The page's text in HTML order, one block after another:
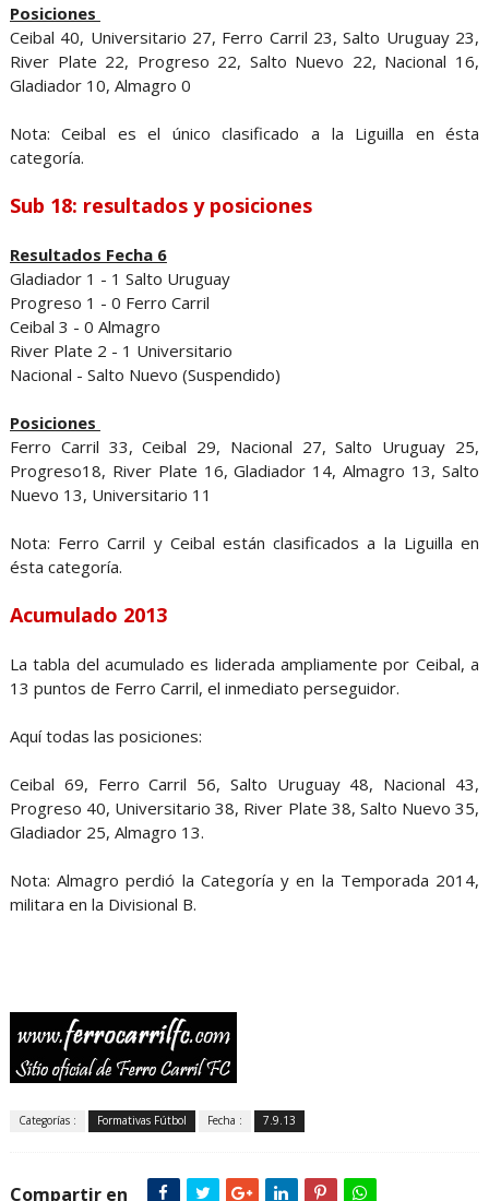
Posiciones
Ceibal 40, Universitario 27, Ferro Carril 23, Salto Uruguay 23,
River Plate 22, Progreso 22, Salto Nuevo 22, Nacional 16,
Gladiador 10, Almagro 0
Nota: Ceibal es el único clasificado a la Liguilla en ésta
categoría.
Sub 18: resultados y posiciones
Resultados Fecha 6
Gladiador 1 - 1 Salto Uruguay
Progreso 1 - 0 Ferro Carril
Ceibal 3 - 0 Almagro
River Plate 2 - 1 Universitario
Nacional - Salto Nuevo (Suspendido)
Posiciones
Ferro Carril 33, Ceibal 29, Nacional 27, Salto Uruguay 25,
Progreso18, River Plate 16, Gladiador 14, Almagro 13, Salto
Nuevo 13, Universitario 11
Nota: Ferro Carril y Ceibal están clasificados a la Liguilla en
ésta categoría.
Acumulado 2013
La tabla del acumulado es liderada ampliamente por Ceibal, a
13 puntos de Ferro Carril, el inmediato perseguidor.
Aquí todas las posiciones:
Ceibal 69, Ferro Carril 56, Salto Uruguay 48, Nacional 43,
Progreso 40, Universitario 38, River Plate 38, Salto Nuevo 35,
Gladiador 25, Almagro 13.
Nota: Almagro perdió la Categoría y en la Temporada 2014,
militara en la Divisional B.
Categorías : Formativas Fútbol Fecha : 7.9.13
Compartir en